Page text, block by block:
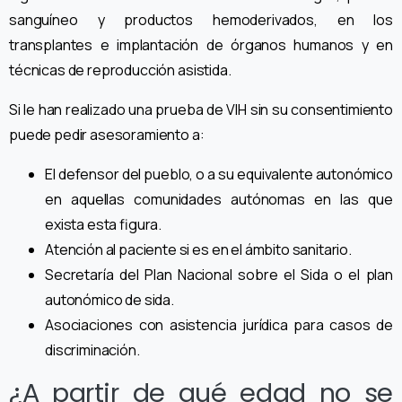
sanguíneo y productos hemoderivados, en los
transplantes e implantación de órganos humanos y en
técnicas de reproducción asistida.
Si le han realizado una prueba de VIH sin su consentimiento
puede pedir asesoramiento a:
El defensor del pueblo, o a su equivalente autonómico
en aquellas comunidades autónomas en las que
exista esta figura.
Atención al paciente si es en el ámbito sanitario.
Secretaría del Plan Nacional sobre el Sida o el plan
autonómico de sida.
Asociaciones con asistencia jurídica para casos de
discriminación.
¿A partir de qué edad no se